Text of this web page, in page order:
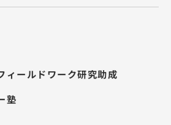
ィールドワーク研究助成
塾